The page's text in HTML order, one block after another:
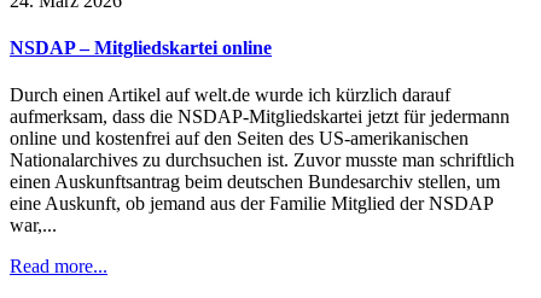
NSDAP – Mitgliedskartei online
Durch einen Artikel auf welt.de wurde ich kürzlich darauf
aufmerksam, dass die NSDAP-Mitgliedskartei jetzt für jedermann
online und kostenfrei auf den Seiten des US-amerikanischen
Nationalarchives zu durchsuchen ist. Zuvor musste man schriftlich
einen Auskunftsantrag beim deutschen Bundesarchiv stellen, um
eine Auskunft, ob jemand aus der Familie Mitglied der NSDAP
war,...
Read more...